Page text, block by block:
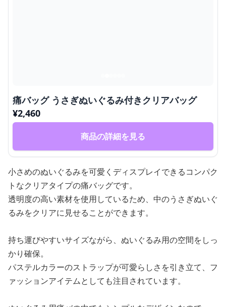
痛バッグ うさぎぬいぐるみ付きクリアバッグ
¥2,460
商品の詳細を見る
小さめのぬいぐるみを可愛くディスプレイできるコンパク
トなクリアタイプの痛バッグです。
透明度の高い素材を使用しているため、中のうさぎぬいぐ
るみをクリアに見せることができます。
持ち運びやすいサイズながら、ぬいぐるみ用の空間をしっ
かり確保。
パステルカラーのストラップが可愛らしさを引き立て、フ
ァッションアイテムとしても注目されています。